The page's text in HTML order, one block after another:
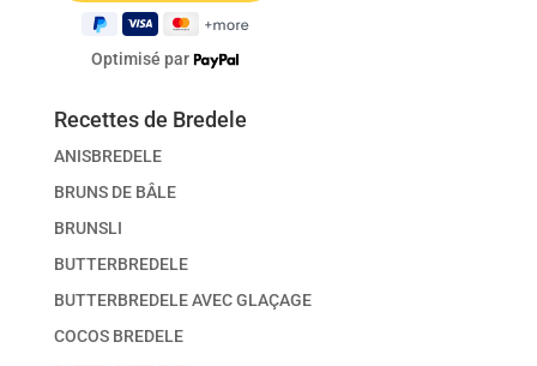
Optimisé par
Recettes de Bredele
ANISBREDELE
BRUNS DE BÂLE
BRUNSLI
BUTTERBREDELE
BUTTERBREDELE AVEC GLAÇAGE
COCOS BREDELE